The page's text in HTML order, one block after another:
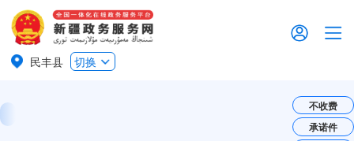
民丰县 切换
不收费
承诺件